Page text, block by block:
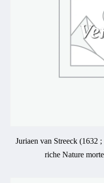
Juriaen van Streeck (1632
riche Nature